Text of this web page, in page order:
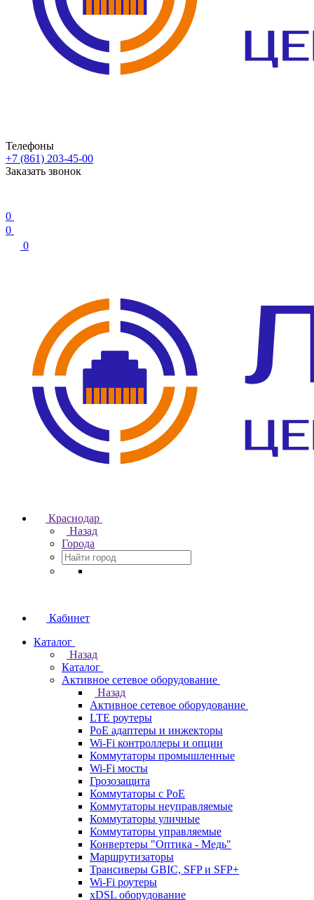
Телефоны
+7 (861) 203-45-00
Заказать звонок
0
0
0
Краснодар
Назад
Города
Кабинет
Каталог
Назад
Каталог
Активное сетевое оборудование
Назад
Активное сетевое оборудование
LTE роутеры
PoE адаптеры и инжекторы
Wi-Fi контроллеры и опции
Коммутаторы промышленные
Wi-Fi мосты
Грозозащита
Коммутаторы c PoE
Коммутаторы неуправляемые
Коммутаторы уличные
Коммутаторы управляемые
Конвертеры "Оптика - Медь"
Маршрутизаторы
Трансиверы GBIC, SFP и SFP+
Wi-Fi роутеры
xDSL оборудование